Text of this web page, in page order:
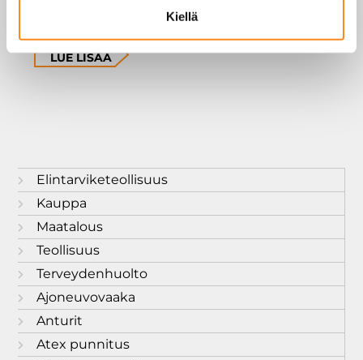
Kiellä
Elintarviketeollisuus
Kauppa
Maatalous
Teollisuus
Terveydenhuolto
Ajoneuvovaaka
Anturit
Atex punnitus
LUE LISÄÄ